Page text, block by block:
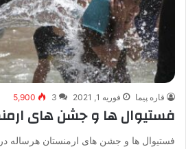
قاره پیما فوریه 1, 2021 3
5,900
فستیوال ها و جشن های
فستیوال ها و جشن های ارمنستان هرساله